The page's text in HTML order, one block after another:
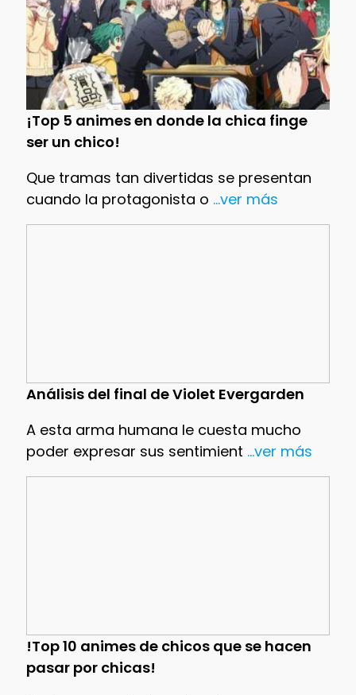
¡Top 5 animes en donde la chica finge
ser un chico!
Que tramas tan divertidas se presentan
cuando la protagonista o ...ver más
Análisis del final de Violet Evergarden
A esta arma humana le cuesta mucho
poder expresar sus sentimient ...ver más
!Top 10 animes de chicos que se hacen
pasar por chicas!